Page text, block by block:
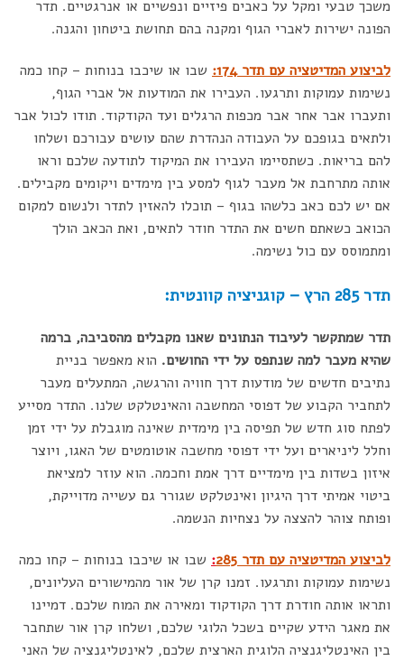
משכך טבעי ומקל על כאבים פיזיים ונפשיים או אנרגטיים. תדר
הפונה ישירות לאברי הגוף ומקנה בהם תחושת ביטחון והגנה.
לביצוע המדיטציה עם תדר 174:
שבו או שיכבו בנוחות – קחו כמה
נשימות עמוקות ותרגעו. העבירו את המודעות אל אברי הגוף,
ותעברו אבר אחר אבר מכפות הרגלים ועד הקודקוד. תודו לכול אבר
ולתאים בגופכם על העבודה הנהדרת שהם עושים עבורכם ושלחו
להם בריאות. כשתסיימו העבירו את המיקוד לתודעה שלכם וראו
אותה מתרחבת אל מעבר לגוף למסע בין מימדים ויקומים מקבילים.
אם יש לכם כאב כלשהו בגוף – תוכלו להאזין לתדר ולנשום למקום
הכואב כשאתם חשים את התדר חודר לתאים, ואת הכאב הולך
ומתמוסס עם כול נשימה.
תדר 285 הרץ – קוגניציה קוונטית:
תדר שמתקשר לעיבוד הנתונים שאנו מקבלים מהסביבה, ברמה
שהיא מעבר למה שנתפס על ידי החושים. הוא מאפשר בניית
נתיבים חדשים של מודעות דרך חוויה והרגשה, המתעלים מעבר
לתחביר הקבוע של דפוסי המחשבה והאינטלקט שלנו. התדר מסייע
לפתח סוג חדש של תפיסה בין מימדית שאינה מוגבלת על ידי זמן
וחלל ליניארים ועל ידי דפוסי מחשבה אוטומטים של האגו, ויוצר
איזון בשדות בין מימדיים דרך אמת וחכמה. הוא עוזר למציאת
ביטוי אמיתי דרך היגיון ואינטלקט שגורר גם עשייה מדוייקת,
ופותח צוהר להצצה על נצחיות הנשמה.
לביצוע המדיטציה עם תדר 285 : שבו או שיכבו בנוחות – קחו כמה
נשימות עמוקות ותרגעו. זמנו קרן של אור מהמישורים העליונים,
ותראו אותה חודרת דרך הקודקוד ומאירה את המוח שלכם. דמיינו
את מאגר הידע שקיים בשכל הלוגי שלכם, ושלחו קרן אור שתחבר
בין האינטליגנציה הלוגית הארצית שלכם, לאינטליגנציה של האני